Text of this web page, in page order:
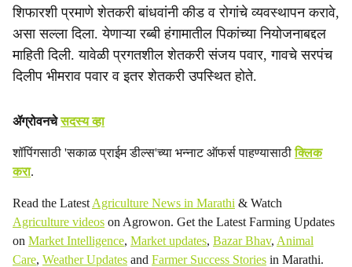
शिफारशी प्रमाणे शेतकरी बांधवांनी कीड व रोगांचे व्यवस्थापन करावे,
असा सल्ला दिला. येणाऱ्या रब्बी हंगामातील पिकांच्या नियोजनाबद्दल
माहिती दिली. यावेळी प्रगतशील शेतकरी संजय पवार, गावचे सरपंच
दिलीप भीमराव पवार व इतर शेतकरी उपस्थित होते.
ॲग्रोवनचेसदस्य व्हा
शॉपिंगसाठी 'सकाळ प्राईम डील्स'च्या भन्नाट ऑफर्स पाहण्यासाठीक्लिक
करा.
Read the Latest Agriculture News in Marathi & Watch
Agriculture videos on Agrowon. Get the Latest Farming Updates
on Market Intelligence, Market updates, Bazar Bhav, Animal
Care, Weather Updates and Farmer Success Stories in Marathi.